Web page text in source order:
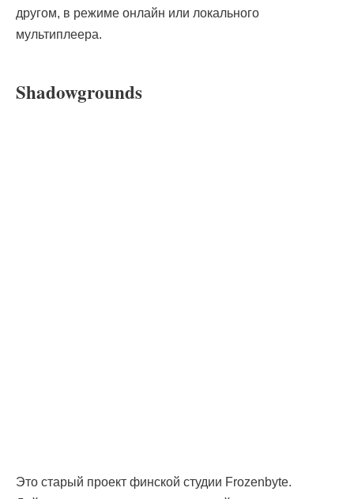
другом, в режиме онлайн или локального
мультиплеера.
Shadowgrounds
Это старый проект финской студии Frozenbyte.